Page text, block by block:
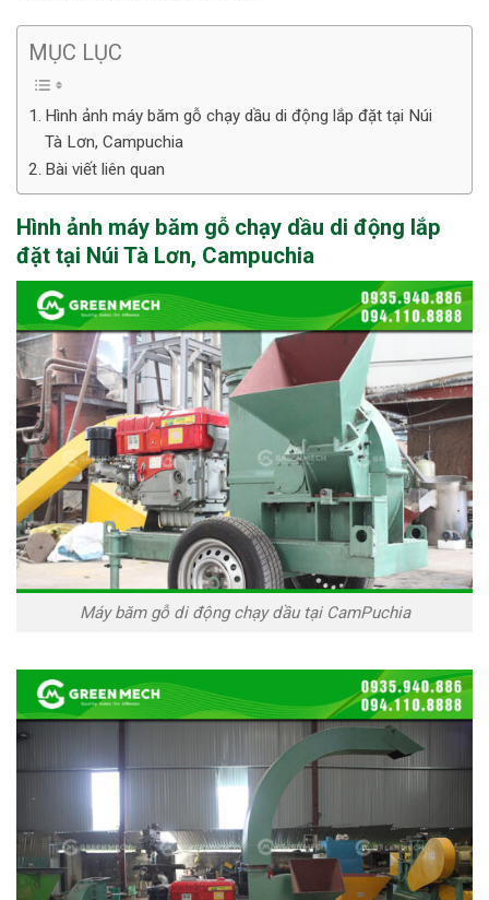
MỤC LỤC
Hình ảnh máy băm gỗ chạy dầu di động lắp đặt tại Núi
Tà Lơn, Campuchia
Bài viết liên quan
Hình ảnh máy băm gỗ chạy dầu di động lắp
đặt tại Núi Tà Lơn, Campuchia
Máy băm gỗ di động chạy dầu tại CamPuchia